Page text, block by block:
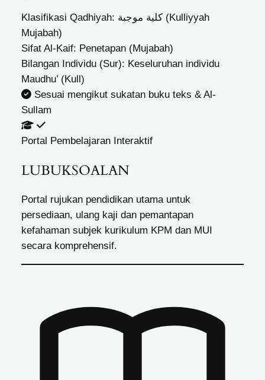
Klasifikasi Qadhiyah: كلية موجبة (Kulliyyah
Mujabah)
Sifat Al-Kaif: Penetapan (Mujabah)
Bilangan Individu (Sur): Keseluruhan individu
Maudhu’ (Kull)
Sesuai mengikut sukatan buku teks & Al-
Sullam
Portal Pembelajaran Interaktif
LUBUKSOALAN
Portal rujukan pendidikan utama untuk
persediaan, ulang kaji dan pemantapan
kefahaman subjek kurikulum KPM dan MUI
secara komprehensif.